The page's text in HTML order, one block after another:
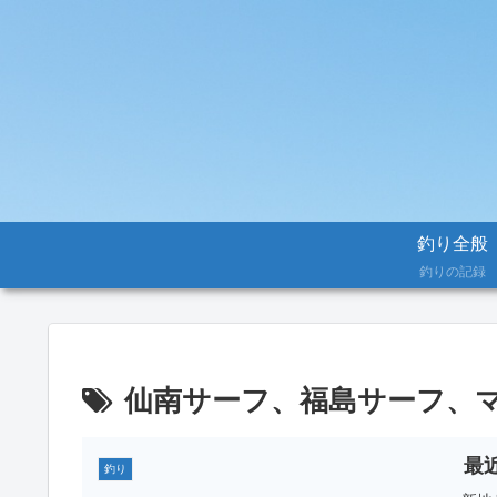
釣り全般
釣りの記録
仙南サーフ、福島サーフ、
釣り 最